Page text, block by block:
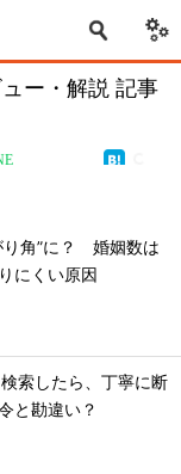
ー・解説 記事
り角”に？ 婚姻数は
にくい原因
索したら、丁寧に断
と勘違い？